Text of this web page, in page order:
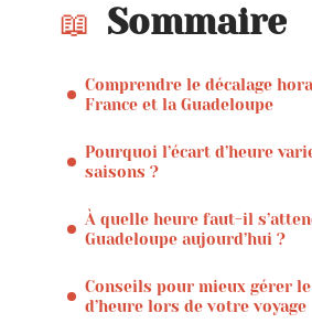
Sommaire
Comprendre le décalage
France et la Guadeloupe
Pourquoi l’écart d’heure
saisons ?
À quelle heure faut-il
Guadeloupe aujourd’hui ?
Conseils pour mieux gérer
d’heure lors de votre voyage